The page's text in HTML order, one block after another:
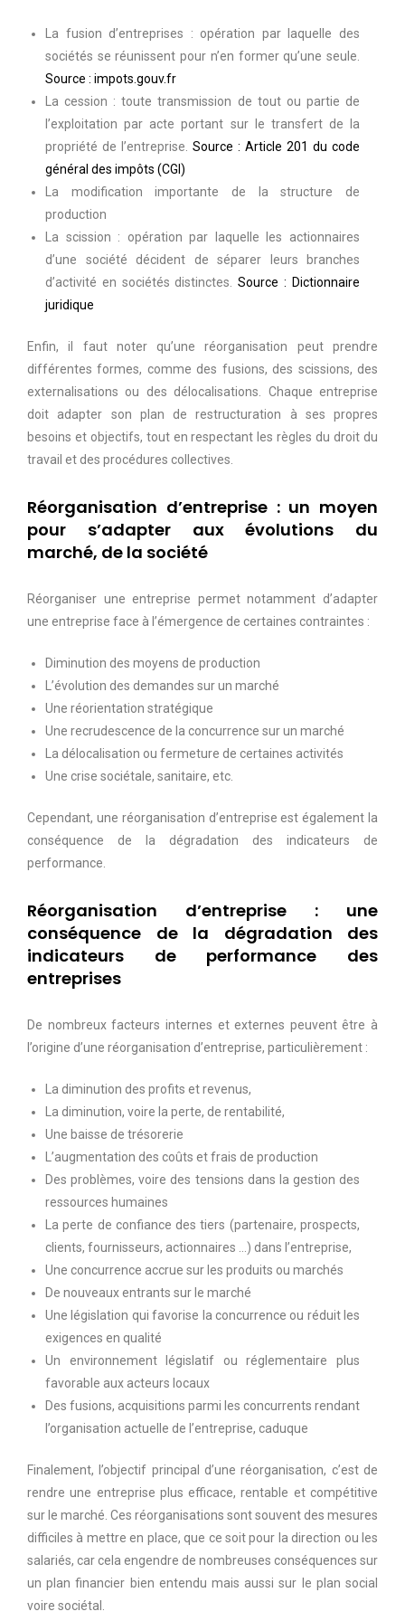
La fusion d’entreprises : opération par laquelle des
sociétés se réunissent pour n’en former qu’une seule.
Source : impots.gouv.fr
La cession : toute transmission de tout ou partie de
l’exploitation par acte portant sur le transfert de la
propriété de l’entreprise. Source : Article 201 du code
général des impôts (CGI)
La modification importante de la structure de
production
La scission : opération par laquelle les actionnaires
d’une société décident de séparer leurs branches
d’activité en sociétés distinctes.Source : Dictionnaire
juridique
Enfin, il faut noter qu’une réorganisation peut prendre
différentes formes, comme des fusions, des scissions, des
externalisations ou des délocalisations. Chaque entreprise
doit adapter son plan de restructuration à ses propres
besoins et objectifs, tout en respectant les règles du droit du
travail et des procédures collectives.
Réorganisation d’entreprise : un moyen
pour s’adapter aux évolutions du
marché, de la société
Réorganiser une entreprise permet notamment d’adapter
une entreprise face à l’émergence de certaines contraintes :
Diminution des moyens de production
L’évolution des demandes sur un marché
Une réorientation stratégique
Une recrudescence de la concurrence sur un marché
La délocalisation ou fermeture de certaines activités
Une crise sociétale, sanitaire, etc.
Cependant, une réorganisation d’entreprise est également la
conséquence de la dégradation des indicateurs de
performance.
Réorganisation d’entreprise : une
conséquence de la dégradation des
indicateurs de performance des
entreprises
De nombreux facteurs internes et externes peuvent être à
l’origine d’une réorganisation d’entreprise, particulièrement :
La diminution des profits et revenus,
La diminution, voire la perte, de rentabilité,
Une baisse de trésorerie
L’augmentation des coûts et frais de production
Des problèmes, voire des tensions dans la gestion des
ressources humaines
La perte de confiance des tiers (partenaire, prospects,
clients, fournisseurs, actionnaires …) dans l’entreprise,
Une concurrence accrue sur les produits ou marchés
De nouveaux entrants sur le marché
Une législation qui favorise la concurrence ou réduit les
exigences en qualité
Un environnement législatif ou réglementaire plus
favorable aux acteurs locaux
Des fusions, acquisitions parmi les concurrents rendant
l’organisation actuelle de l’entreprise, caduque
Finalement, l’objectif principal d’une réorganisation, c’est de
rendre une entreprise plus efficace, rentable et compétitive
sur le marché. Ces réorganisations sont souvent des mesures
difficiles à mettre en place, que ce soit pour la direction ou les
salariés, car cela engendre de nombreuses conséquences sur
un plan financier bien entendu mais aussi sur le plan social
voire sociétal.